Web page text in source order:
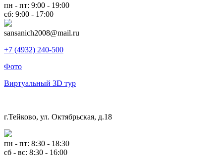
пн - пт: 9:00 - 19:00
сб: 9:00 - 17:00
sansanich2008@mail.ru
+7 (4932) 240-500
Фото
Виртуальный 3D тур
г.Тейково, ул. Октябрьская, д.18
пн - пт: 8:30 - 18:30
сб - вс: 8:30 - 16:00